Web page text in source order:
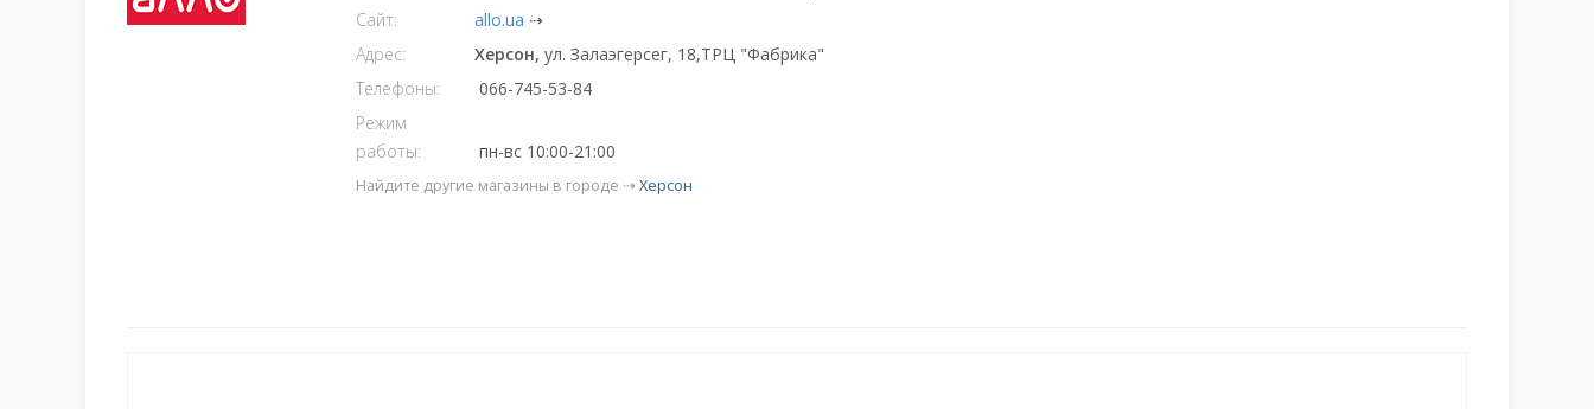
Сайт:
allo.ua ⇢
Адрес:
Херсон,ул. Залаэгерсег, 18,ТРЦ "Фабрика"
Телефоны:
066-745-53-84
Режим
работы:
пн-вс 10:00-21:00
Найдите другие магазины в городе ⇢Херсон